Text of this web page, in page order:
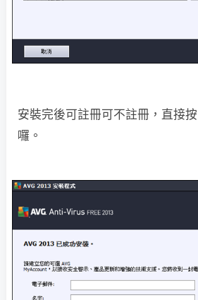
安裝完後可註冊可不註冊，直接
囉。